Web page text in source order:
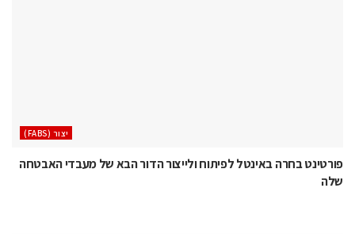
‫יצור (‪(FABS‬‬
פורטינט בחרה באינטל לפיתוח ולייצור הדור הבא של מעבדי האבטחה
שלה